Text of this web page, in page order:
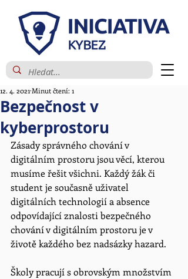
Bezpečnost v
kyberprostoru
12. 4. 2021 Minut čtení: 1
Zásady správného chování v
digitálním prostoru jsou věcí, kterou
musíme řešit všichni. Každý žák či
student je současně uživatel
digitálních technologií a absence
odpovídající znalosti bezpečného
chování v digitálním prostoru je v
životě každého bez nadsázky hazard.
Školy pracují s obrovským množstvím